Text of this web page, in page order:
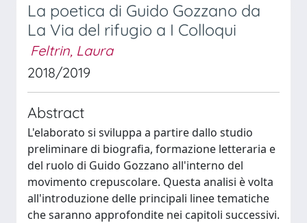
La poetica di Guido Gozzano da
La Via del rifugio a I Colloqui
Feltrin, Laura
2018/2019
Abstract
L'elaborato si sviluppa a partire dallo studio
preliminare di biografia, formazione letteraria e
del ruolo di Guido Gozzano all'interno del
movimento crepuscolare. Questa analisi è volta
all'introduzione delle principali linee tematiche
che saranno approfondite nei capitoli successivi.